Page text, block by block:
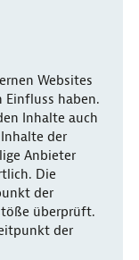
Websites
haben.
Inhalte auch
der
Anbieter
Die
der
überprüft.
der